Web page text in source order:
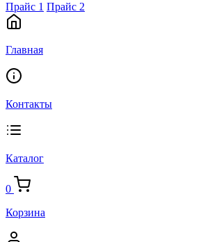
Прайс 1 Прайс 2
Главная
Контакты
Каталог
0
Корзина